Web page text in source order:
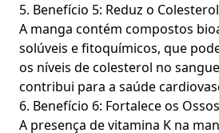
5. Benefício 5: Reduz o Colesterol
A manga contém compostos
solúveis e fitoquímicos, que
os níveis de colesterol no
contribui para a saúde
6. Benefício 6: Fortalece os Ossos
A presença de vitamina K na